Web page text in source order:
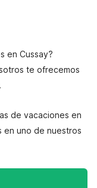
en Cussay?
te ofrecemos
de vacaciones en
en uno de nuestros